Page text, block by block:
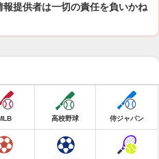
提供者は一切の責任を負いかね
高校野球 侍ジャパン